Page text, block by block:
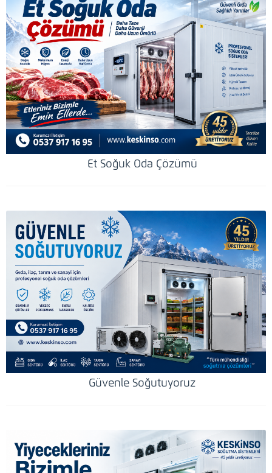
Et Soğuk Oda Çözümü
Güvenle Soğutuyoruz